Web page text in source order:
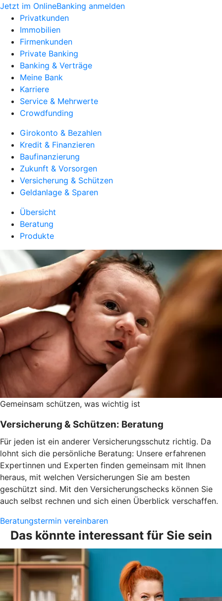
Jetzt im OnlineBanking anmelden
Privatkunden
Immobilien
Firmenkunden
Private Banking
Banking & Verträge
Meine Bank
Karriere
Service & Mehrwerte
Crowdfunding
Girokonto & Bezahlen
Kredit & Finanzieren
Baufinanzierung
Zukunft & Vorsorgen
Versicherung & Schützen
Geldanlage & Sparen
Übersicht
Beratung
Produkte
Gemeinsam schützen, was wichtig ist
Versicherung & Schützen: Beratung
Für jeden ist ein anderer Versicherungsschutz richtig. Da
lohnt sich die persönliche Beratung: Unsere erfahrenen
Expertinnen und Experten finden gemeinsam mit Ihnen
heraus, mit welchen Versicherungen Sie am besten
geschützt sind. Mit den Versicherungschecks können Sie
auch selbst rechnen und sich einen Überblick verschaffen.
Beratungstermin vereinbaren
Das könnte interessant für Sie sein